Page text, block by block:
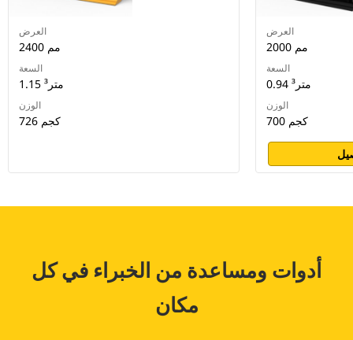
العرض
2400 مم
السعة
1.15 متر³
الوزن
726 كجم
العرض
2000 مم
السعة
0.94 متر³
الوزن
700 كجم
أدوات ومساعدة من الخبراء في كل
مكان